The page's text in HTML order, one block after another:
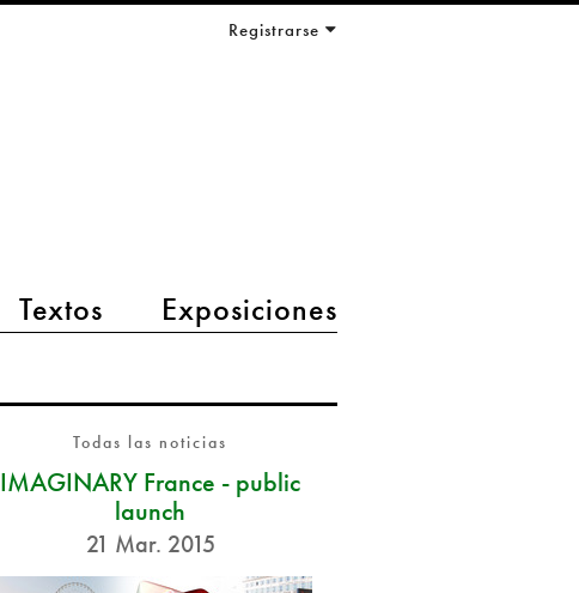
Textos Exposiciones
Registrarse
Todas las noticias
IMAGINARY France - public
launch
21 Mar. 2015